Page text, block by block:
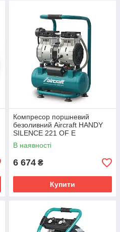
Компресор поршневий
безоливний Aircraft HANDY
SILENCE 221 OF E
В наявності
6 674 ₴
Купити